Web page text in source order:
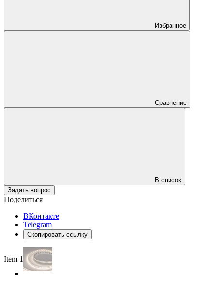
Избранное
Сравнение
В список
Задать вопрос
Поделиться
ВКонтакте
Telegram
Скопировать ссылку
Item 1 of 5